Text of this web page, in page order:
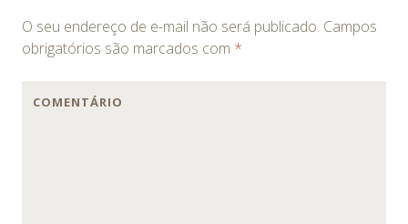
posts
O seu endereço de e-mail não será publicado. Campos
obrigatórios são marcados com *
COMENTÁRIO